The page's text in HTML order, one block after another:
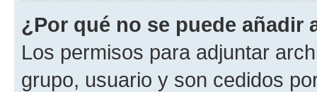
¿Por qué no se puede añadir
Los permisos para adjuntar
grupo, usuario y son cedidos